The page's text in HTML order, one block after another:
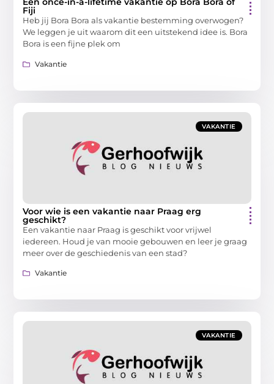
Fiji
Heb jij Bora Bora als vakantie bestemming overwogen?
We leggen je uit waarom dit een uitstekend idee is. Bora
Bora is een fijne plek om
Vakantie
VAKANTIE
Voor wie is een vakantie naar Praag erg
geschikt?
Een vakantie naar Praag is geschikt voor vrijwel
iedereen. Houd je van mooie gebouwen en leer je graag
meer over de geschiedenis van een stad?
Vakantie
VAKANTIE